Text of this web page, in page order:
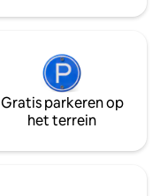
Gratis parkeren op
het terrein